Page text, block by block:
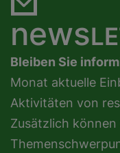
news
Bleiben Sie
Monat aktuelle
Aktivitäten von
Zusätzlich können